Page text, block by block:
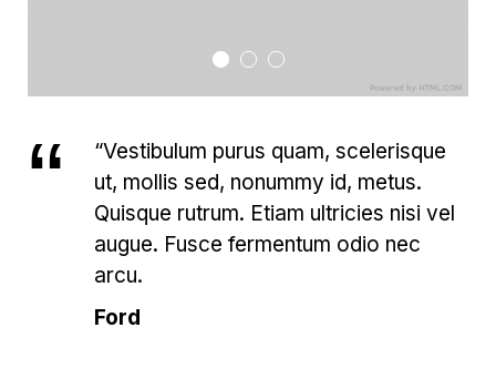
“Vestibulum purus quam, scelerisque
ut, mollis sed, nonummy id, metus.
Quisque rutrum. Etiam ultricies nisi vel
augue. Fusce fermentum odio nec
arcu.
Ford